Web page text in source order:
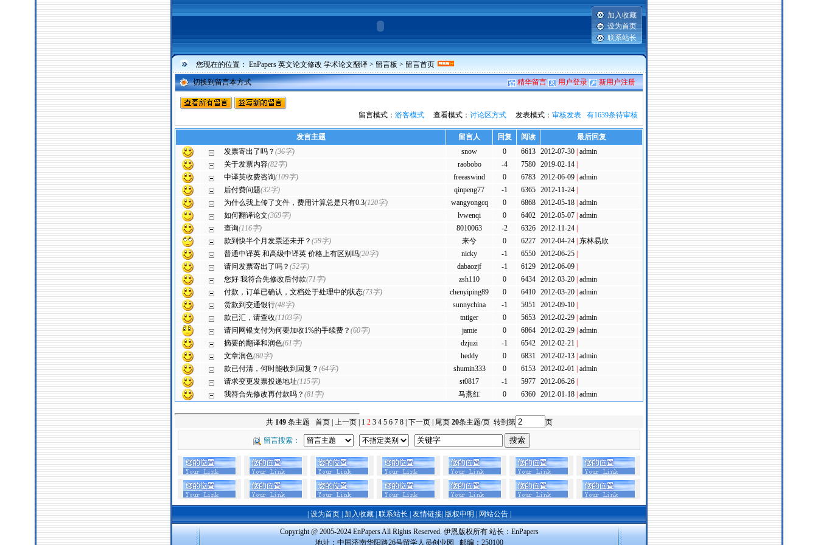
加入收藏
设为首页
联系站长
您现在的位置： EnPapers 英文论文修改 学术论文翻译 > 留言板 > 留言首页
切换到留言本方式 精华留言 用户登录 新用户注册
留言模式： 游客模式 查看模式： 讨论区方式 发表模式： 审核发表 有1639条待审核
发言主题 留言人 回复 阅读
最后回复
发票寄出了吗？ (36字) snow 0 6613 2012-07-30 admin
关于发票内容(82字) raobobo -4 7580 2019-02-14
中译英收费咨询(109字) freeaswind 0 6783 2012-06-09 admin
后付费问题(32字) qinpeng77 -1 6365 2012-11-24
为什么我上传了文件，费用计算总是只有0.3(120字) wangyongcq 0 6868 2012-05-18 admin
如何翻译论文(369字) lvwenqi 0 6402 2012-05-07 admin
查询(116字) 8010063 -2 6326 2012-11-24
款到快半个月发票还未开？ (59字) 来兮 0 6227 2012-04-24 东林易欣
普通中译英 和高级中译英 价格上有区别吗(20字) nicky -1 6550 2012-06-25
请问发票寄出了吗？ (52字) dabaozjf -1 6129 2012-06-09
您好 我符合先修改后付款(71字) zsh110 0 6434 2012-03-20 admin
付款，订单已确认，文档处于处理中的状态(73字) chenyiping89 0 6410 2012-03-20 admin
货款到交通银行(48字) sunnychina -1 5951 2012-09-10
款已汇，请查收(1103字) tntiger 0 5653 2012-02-29 admin
请问网银支付为何要加收1%的手续费？ (60字) jamie 0 6864 2012-02-29 admin
摘要的翻译和润色(61字) dzjuzi -1 6542 2012-02-21
文章润色(80字) heddy 0 6831 2012-02-13 admin
款已付清，何时能收到回复？ (64字) shumin333 0 6153 2012-02-01 admin
请求变更发票投递地址(115字) st0817 -1 5977 2012-06-26
我符合先修改再付款吗？ (81字) 马燕红 0 6360 2012-01-18 admin
共 149条主题 首页| 上一页| 1 2 3 4 5 6 7 8| 下一页| 尾页 20条主题/页 转到第 页
留言搜索：
设为首页| 加入收藏| 联系站长 友情链接| 版权申明 网站公告|
Copyright @ 2005-2024 EnPapers All Rights Reserved. 伊恩版权所有 站长：EnPapers
地址：中国济南华阳路26号留学人员创业园 邮编：250100